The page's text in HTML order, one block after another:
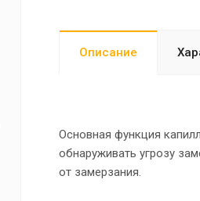
Описание
Основная функция
обнаруживать угрозу
от замерзания.